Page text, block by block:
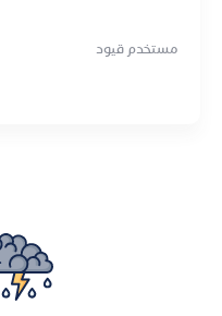
مستخدم قيود